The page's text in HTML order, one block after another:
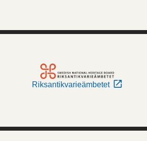
Riksantikvarieämbetet